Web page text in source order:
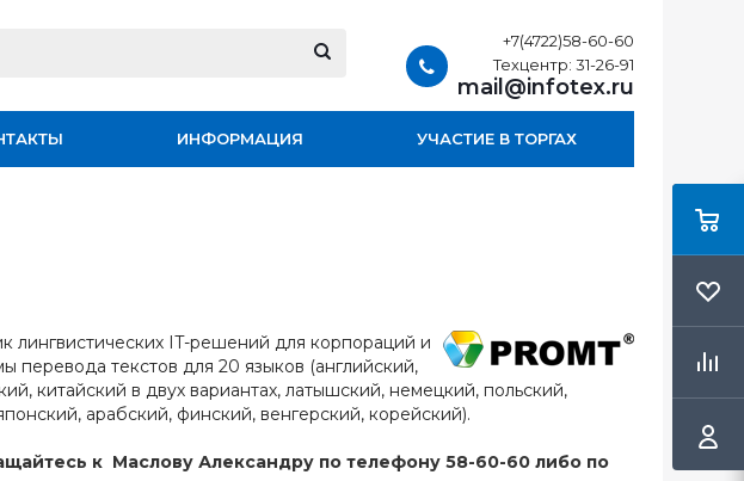
+7(4722)58-60-60
Техцентр: 31-26-91
mail@infotex.ru
ИНФОРМАЦИЯ УЧАСТИЕ В ТОРГАХ
лингвистических IT-решений для корпораций и
перевода текстов для 20 языков (английский,
китайский в двух вариантах, латышский, немецкий, польский,
арабский, финский, венгерский, корейский).
к Маслову Александру по телефону 58-60-60 либо по